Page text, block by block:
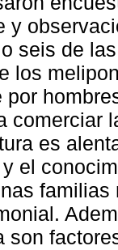
y
seis de
los
por
comerciar
es
el
son